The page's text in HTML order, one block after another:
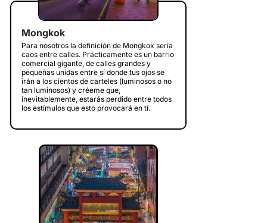
Mongkok
Para nosotros la definición de Mongkok sería
caos entre calles. Prácticamente es un barrio
comercial gigante, de calles grandes y
pequeñas unidas entre sí donde tus ojos se
irán a los cientos de carteles (luminosos o no
tan luminosos) y créeme que,
inevitablemente, estarás perdido entre todos
los estímulos que esto provocará en tí.